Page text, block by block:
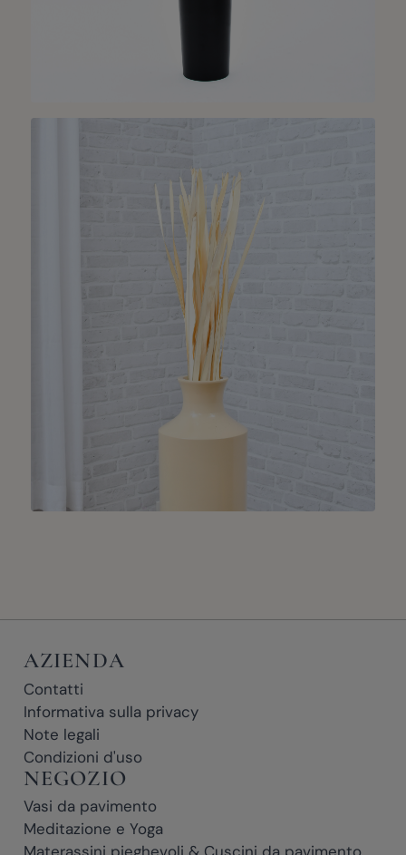
AZIENDA
Contatti
Informativa sulla privacy
Note legali
Condizioni d'uso
NEGOZIO
Vasi da pavimento
Meditazione e Yoga